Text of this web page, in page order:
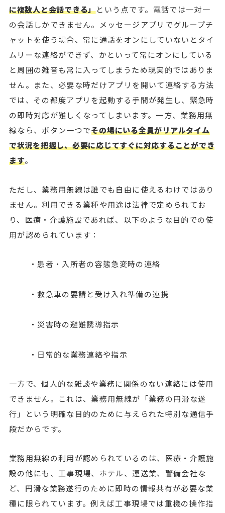
に複数人と会話できる」という点です。電話では一対一
の会話しかできません。メッセージアプリでグループチ
ャットを使う場合、常に通話をオンにしていないとタイ
ムリーな連絡ができず、かといって常にオンにしている
と周囲の雑音も常に入ってしまうため現実的ではありま
せん。また、必要な時だけアプリを開いて連絡する方法
では、その都度アプリを起動する手間が発生し、緊急時
の即時対応が難しくなってしまいます。一方、業務用無
線なら、ボタン一つでその場にいる全員がリアルタイム
で状況を把握し、必要に応じてすぐに対応することができ
ます。
ただし、業務用無線は誰でも自由に使えるわけではあり
ません。利用できる業種や用途は法律で定められてお
り、医療・介護施設であれば、以下のような目的での使
用が認められています：
・患者・入所者の容態急変時の連絡
・救急車の要請と受け入れ準備の連携
・災害時の避難誘導指示
・日常的な業務連絡や指示
一方で、個人的な雑談や業務に関係のない連絡には使用
できません。これは、業務用無線が「業務の円滑な遂
行」という明確な目的のために与えられた特別な通信手
段だからです。
業務用無線の利用が認められているのは、医療・介護施
設の他にも、工事現場、ホテル、運送業、警備会社な
ど、円滑な業務遂行のために即時の情報共有が必要な業
種に限られています。例えば工事現場では重機の操作指